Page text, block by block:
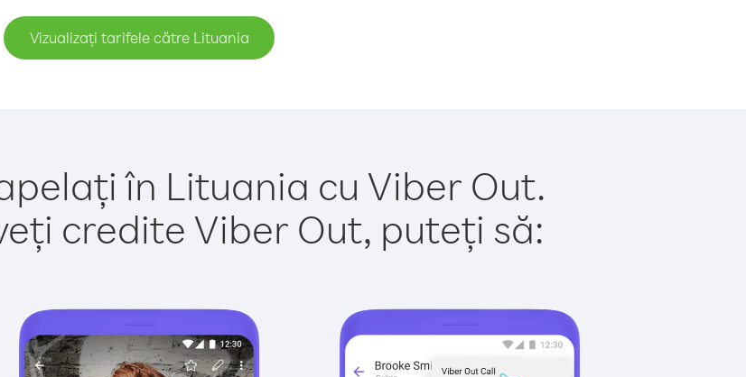
Vizualizați tarifele către Lituania
în Lituania cu Viber Out.
credite Viber Out, puteți să: